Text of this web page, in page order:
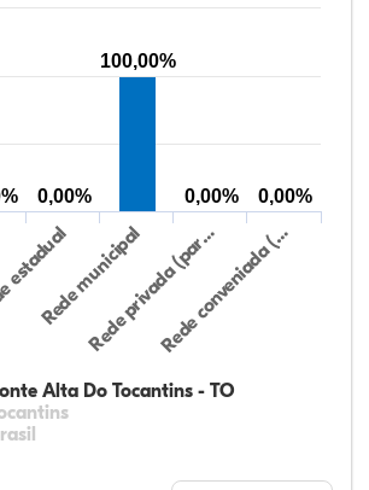
Alta Do Tocantins - TO
Rede municipal
Rede privada (par…Rede conveniada (…
0,00%
100,00%
0,00% 0,00%